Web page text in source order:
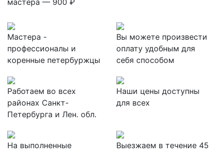
мастера — 900 ₽
Мастера -
профессионалы и
коренные петербуржцы
Вы можете произвести
оплату удобным для
себя способом
Работаем во всех
районах Санкт-
Петербурга и Лен. обл.
Наши цены доступны
для всех
На выполненные
Выезжаем в течение 45